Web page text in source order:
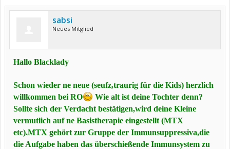
sabsi
Neues Mitglied
Hallo Blacklady
Schon wieder ne neue (seufz,traurig für die Kids) herzlich
willkommen bei RO
Wie alt ist deine Tochter denn?
Sollte sich der Verdacht bestätigen,wird deine Kleine
vermutlich auf ne Basistherapie eingestellt (MTX
etc).MTX gehört zur Gruppe der Immunsuppressiva,die
die Aufgabe haben das überschießende Immunsystem zu